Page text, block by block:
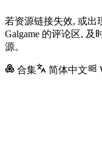
若资源链接失效, 或出
Galgame 的评论区,
源。
合集 简体中文